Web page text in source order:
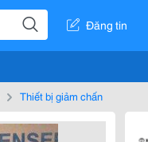
Đăng tin
Thiết bị giảm chấn